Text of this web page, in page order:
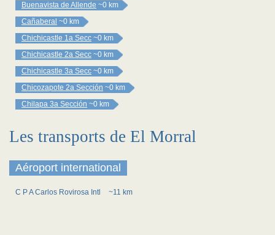
Buenavista de Allende ~0 km
Cañaberal ~0 km
Chichicastle 1a Secc ~0 km
Chichicastle 2a Secc ~0 km
Chichicastle 3a Secc ~0 km
Chicozapote 2a Sección ~0 km
Chilapa 3a Sección ~0 km
Les transports de El Morral
Aéroport international
C P A Carlos Rovirosa Intl ~11 km